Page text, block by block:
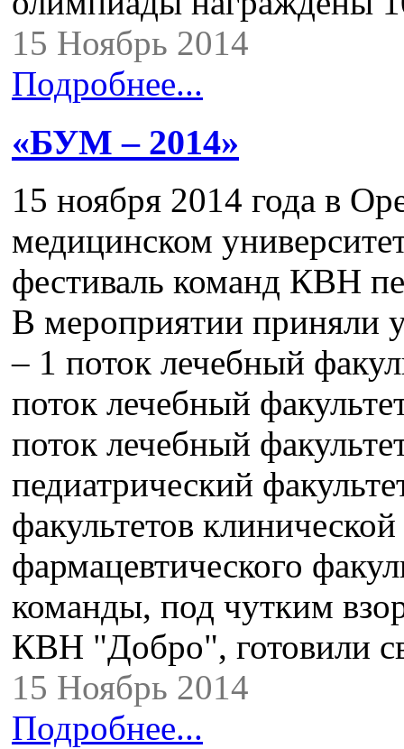
15 Ноябрь 2014
Подробнее...
«БУМ – 2014»
15 ноября 2014 года в
медицинском
фестиваль команд КВН
В мероприятии приняли
– 1 поток лечебный
поток лечебный
поток лечебный
педиатрический
факультетов
фармацевтического
команды, под чутким
КВН "Добро", готовили
15 Ноябрь 2014
Подробнее...